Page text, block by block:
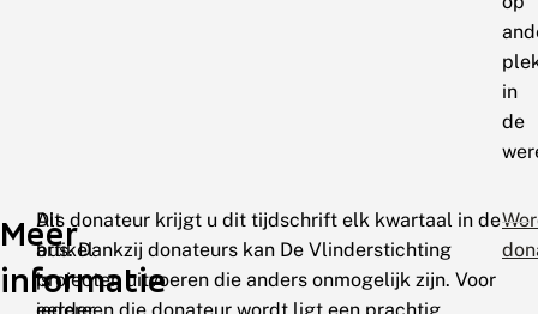
in
de
Meer
informatie
Dit
artikel
is
Als donateur krijgt u dit tijdschrift elk kwartaal in de
bus. Dankzij donateurs kan De Vlinderstichting
projecten uitvoeren die anders onmogelijk zijn. Voor